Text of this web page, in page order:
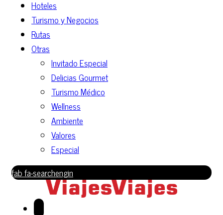
Hoteles
Turismo y Negocios
Rutas
Otras
Invitado Especial
Delicias Gourmet
Turismo Médico
Wellness
Ambiente
Valores
Especial
fab fa-searchengin